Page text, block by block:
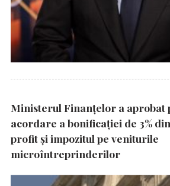
Ministerul Finanțelor a aprobat
acordare a bonificației de 3%
profit și impozitul pe veniturile
microîntreprinderilor